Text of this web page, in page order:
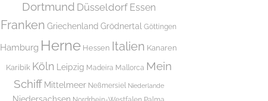
Dortmund Düsseldorf Essen
Franken Griechenland Grödnertal Göttingen
Hamburg Herne Hessen Italien Kanaren
Karibik Köln Leipzig Madeira Mallorca Mein
Schiff Mittelmeer Neßmersiel Niederlande
Niedersachsen